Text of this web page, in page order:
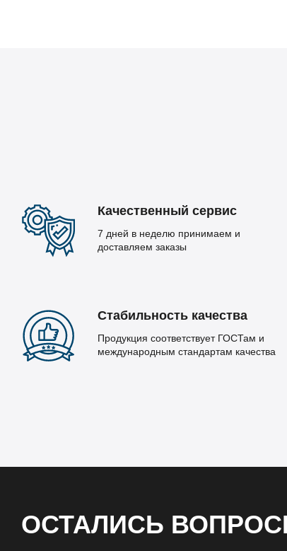
Качественный сервис
7 дней в неделю принимаем и
доставляем заказы
Стабильность качества
Продукция соответствует ГОСТам и
международным стандартам качества
ОСТАЛИСЬ